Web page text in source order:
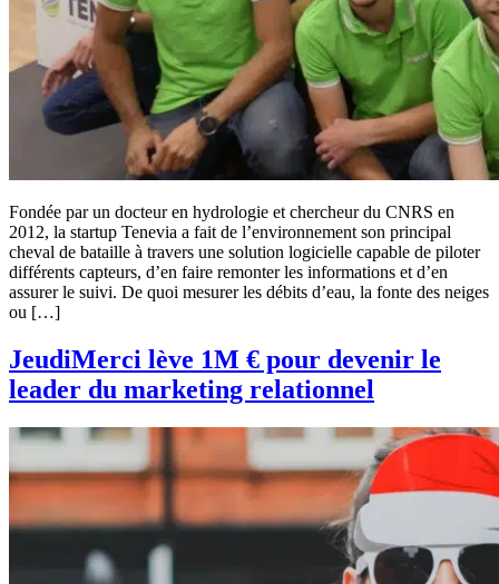
Fondée par un docteur en hydrologie et chercheur du CNRS en
2012, la startup Tenevia a fait de l’environnement son principal
cheval de bataille à travers une solution logicielle capable de piloter
différents capteurs, d’en faire remonter les informations et d’en
assurer le suivi. De quoi mesurer les débits d’eau, la fonte des neiges
ou […]
JeudiMerci lève 1M € pour devenir le
leader du marketing relationnel